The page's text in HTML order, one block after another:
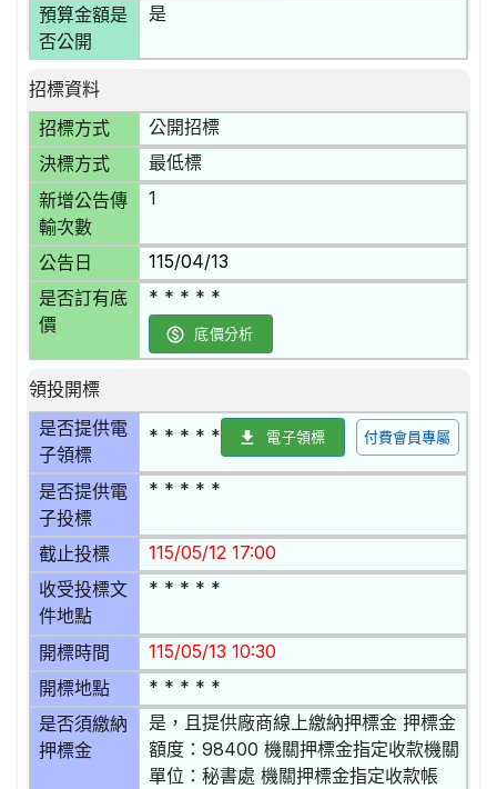
預算金額是
否公開
是
招標資料
招標方式
公開招標
決標方式 最低標
新增公告傳
輸次數
1
公告日 115/04/13
是否訂有底
價
* * * * *
底價分析
領投開標
是否提供電
子領標
* * * * * 電子領標 付費會員專屬
是否提供電
子投標
* * * * *
截止投標 115/05/12 17:00
收受投標文
件地點
* * * * *
開標時間 115/05/13 10:30
開標地點 * * * * *
是否須繳納
押標金
是，且提供廠商線上繳納押標金 押標金
額度：98400 機關押標金指定收款機關
單位：秘書處 機關押標金指定收款帳